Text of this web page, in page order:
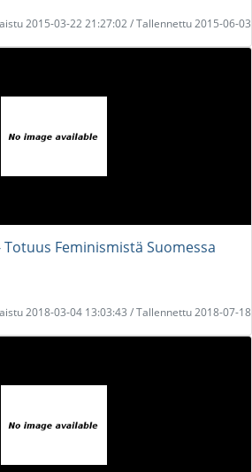
2015-03-22 21:27:02 / Tallennettu 2015-06-03
Feminismistä Suomessa
2018-03-04 13:03:43 / Tallennettu 2018-07-18